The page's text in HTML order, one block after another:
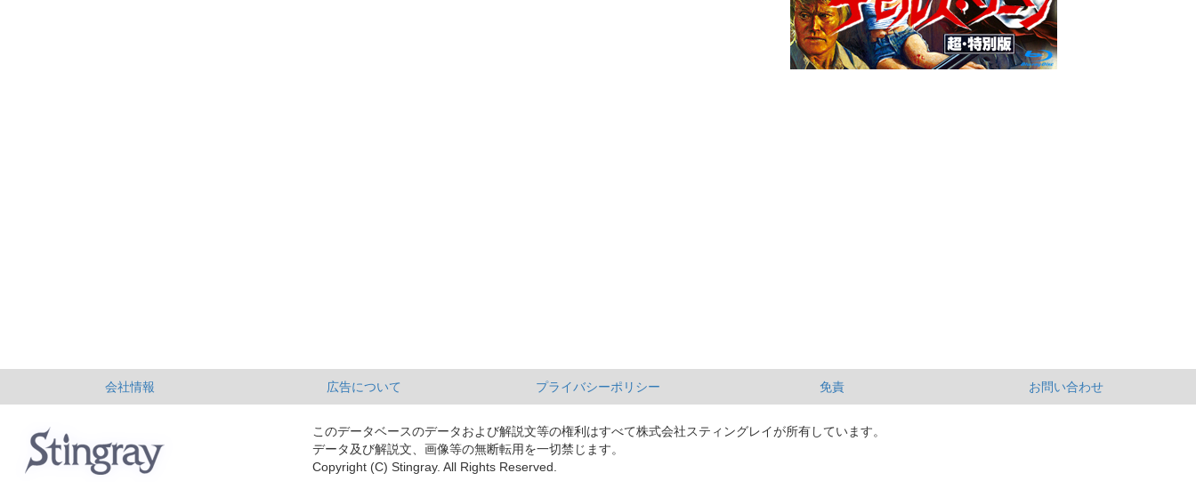
会社情報 広告について プライバシーポリシー 免責 お問い合わせ
このデータベースのデータおよび解説文等の権利はすべて株式会社スティングレイが所有しています。
データ及び解説文、画像等の無断転用を一切禁じます。
Copyright (C) Stingray. All Rights Reserved.